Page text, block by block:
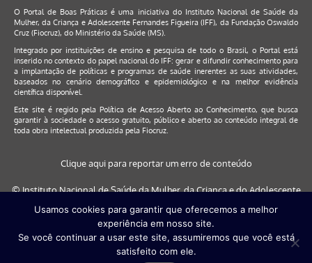
O Portal de Boas Práticas é uma iniciativa do Instituto Nacional de Saúde da
Mulher, da Criança e Adolescente Fernandes Figueira (IFF), da Fundação Oswaldo
Cruz (Fiocruz), do Ministério da Saúde (MS).
Integrado por instituições de ensino e pesquisa de todo o Brasil, o Portal está
inserido no contexto do papel nacional do IFF: gerar e difundir conhecimento para
a implantação de políticas e programas de saúde inerentes as suas atividades,
baseados no cenário demográfico e epidemiológico e na melhor evidência
científica disponível.
Este site é regido pela Política de Acesso Aberto ao Conhecimento, que busca
garantir à sociedade o acesso gratuito, público e aberto ao conteúdo integral de
toda obra intelectual produzida pela Fiocruz.
Clique aqui para reportar um erro de conteúdo
© Instituto Nacional de Saúde da Mulher, da Criança e do Adolescente
Este site será melhor visualizado nos navegadores: Google Chrome (a
partir da versão 30) | Internet Explorer (a partir da versão 9) | FireFox (
a partir da versão 29)
Usamos cookies para garantir que oferecemos a melhor
experiência em nosso site.
Se você continuar a usar este site, assumiremos que você está
satisfeito com ele.